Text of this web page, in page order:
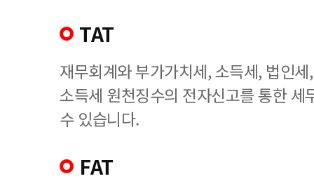
TAT
재무회계와 부가가치세, 소득세, 법인
소득세 원천징수의 전자신고를 통한 세
수 있습니다.
FAT